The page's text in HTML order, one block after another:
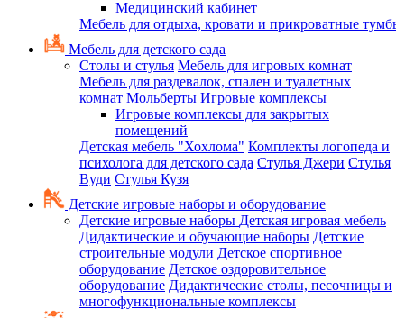
Медицинский кабинет
Мебель для отдыха, кровати и прикроватные
Мебель для детского сада
Столы и стулья Мебель для игровых комнат
Мебель для раздевалок, спален и туалетных
комнат Мольберты Игровые комплексы
Игровые комплексы для закрытых
помещений
Детская мебель "Хохлома" Комплекты логопеда и
психолога для детского сада Стулья Джери Стулья
Вуди Стулья Кузя
Детские игровые наборы и оборудование
Детские игровые наборы Детская игровая мебель
Дидактические и обучающие наборы Детские
строительные модули Детское спортивное
оборудование Детское оздоровительное
оборудование Дидактические столы, песочницы и
многофункциональные комплексы